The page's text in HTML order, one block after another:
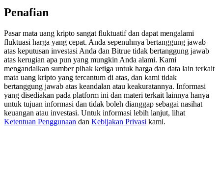
Trade Gold & Silver · 33,333 USDT Bonus
USDT New User Exclusive 10% APR
USDT Flexible Staking | Daily Rewards
New Listing Futures Fest
Penafian
Pasar mata uang kripto sangat fluktuatif dan dapat mengalami
fluktuasi harga yang cepat. Anda sepenuhnya bertanggung jawab
atas keputusan investasi Anda dan Bitrue tidak bertanggung jawab
atas kerugian apa pun yang mungkin Anda alami. Kami
mengandalkan sumber pihak ketiga untuk harga dan data lain terkait
mata uang kripto yang tercantum di atas, dan kami tidak
bertanggung jawab atas keandalan atau keakuratannya. Informasi
yang disediakan pada platform ini dan materi terkait lainnya hanya
untuk tujuan informasi dan tidak boleh dianggap sebagai nasihat
keuangan atau investasi. Untuk informasi lebih lanjut, lihat
Ketentuan Penggunaan dan Kebijakan Privasi kami.